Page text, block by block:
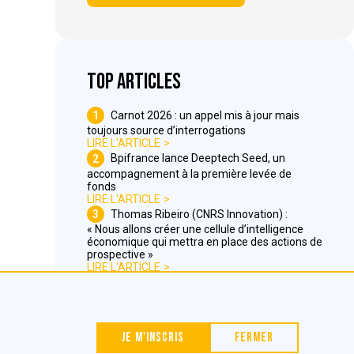
Top articles
1
Carnot 2026 : un appel mis à jour mais
toujours source d’interrogations
LIRE L'ARTICLE
2
Bpifrance lance Deeptech Seed, un
accompagnement à la première levée de
fonds
LIRE L'ARTICLE
3
Thomas Ribeiro (CNRS Innovation) :
« Nous allons créer une cellule d’intelligence
économique qui mettra en place des actions de
prospective »
LIRE L'ARTICLE
Nous contacter
Je m'inscris Fermer